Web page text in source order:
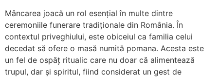
Mâncarea joacă un rol esențial în multe dintre
ceremoniile funerare tradiționale din România. În
contextul priveghiului, este obiceiul ca familia celui
decedat să ofere o masă numită pomana. Acesta este
un fel de ospăț ritualic care nu doar că alimentează
trupul, dar și spiritul, fiind considerat un gest de